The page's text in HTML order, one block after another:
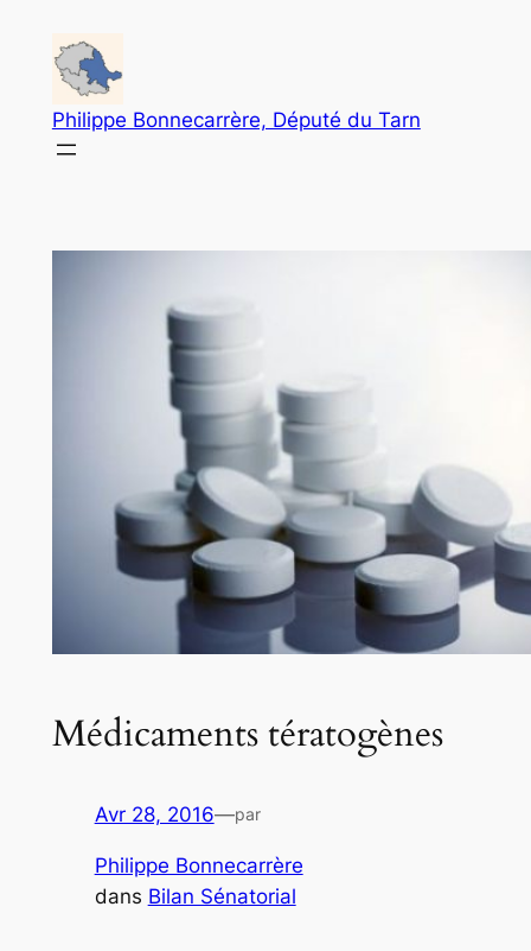
contenu
Philippe Bonnecarrère, Député du Tarn
Médicaments tératogènes
Avr 28, 2016—par
Philippe Bonnecarrère
dans Bilan Sénatorial